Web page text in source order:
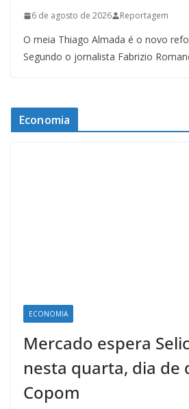
6 de agosto de 2026 Reportagem
O meia Thiago Almada é o novo
Segundo o jornalista Fabrizio
Economia
ECONOMIA
Mercado espera
nesta quarta, dia de
Copom